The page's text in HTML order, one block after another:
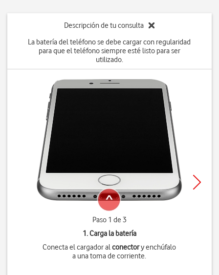
Descripción de tu consulta
La batería del teléfono se debe cargar con regularidad
para que el teléfono siempre esté listo para ser
utilizado.
Paso 1 de 3
1. Carga la batería
Conecta el cargador alconectory enchúfalo
a una toma de corriente.